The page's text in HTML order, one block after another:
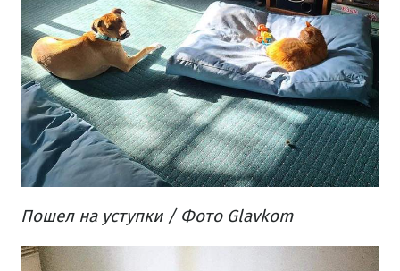
Пошел на уступки/ Фото Glavkom